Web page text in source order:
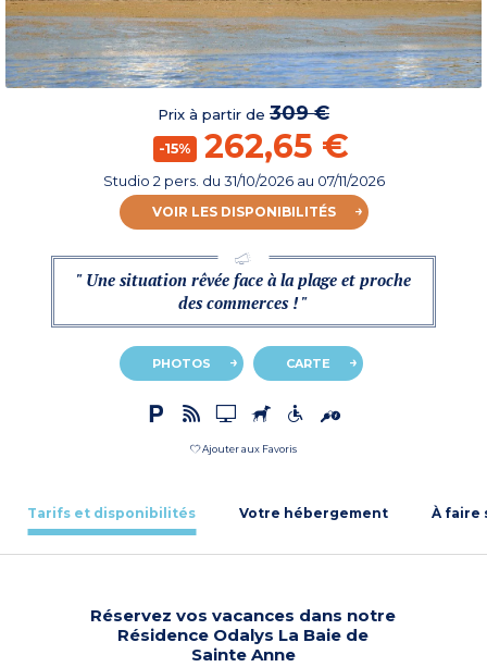
Prix à partir de 309 €
-15% 262,65 €
Studio 2 pers. du 31/10/2026au 07/11/2026
VOIR LES DISPONIBILITÉS
" Une situation rêvée face à la plage et proche
des commerces ! "
PHOTOS CARTE
Ajouter aux Favoris
Tarifs et disponibilités Votre hébergement À faire
Réservez vos vacances dans notre
Résidence Odalys La Baie de
Sainte Anne